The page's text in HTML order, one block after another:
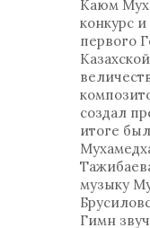
Каюм
конкурс и
первого
создал
итоге
музыку
Гимн